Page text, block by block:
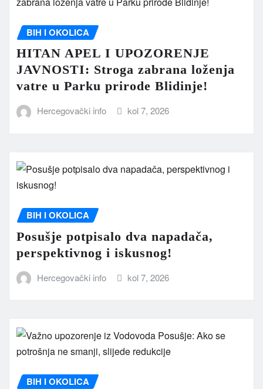
BIH I OKOLICA
HITAN APEL I UPOZORENJE
JAVNOSTI: Stroga zabrana loženja
vatre u Parku prirode Blidinje!
Hercegovački info kol 7, 2026
BIH I OKOLICA
Posušje potpisalo dva napadača,
perspektivnog i iskusnog!
Hercegovački info kol 7, 2026
BIH I OKOLICA